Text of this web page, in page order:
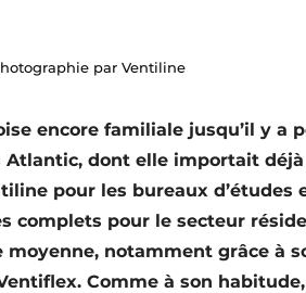
par Ventiline
encore familiale jusqu’il y a
Atlantic, dont elle importait
pour les bureaux
complets pour le secteur
notamment grâce à
Comme à son